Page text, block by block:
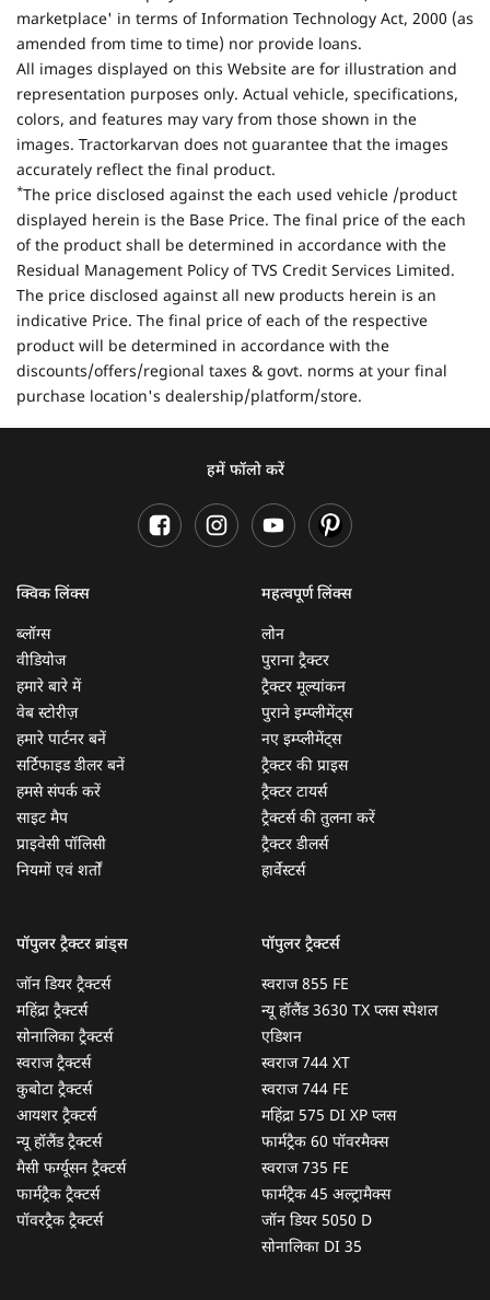
marketplace' in terms of Information Technology Act, 2000 (as
amended from time to time) nor provide loans.
All images displayed on this Website are for illustration and
representation purposes only. Actual vehicle, specifications,
colors, and features may vary from those shown in the
images. Tractorkarvan does not guarantee that the images
accurately reflect the final product.
*The price disclosed against the each used vehicle /product
displayed herein is the Base Price. The final price of the each
of the product shall be determined in accordance with the
Residual Management Policy of TVS Credit Services Limited.
The price disclosed against all new products herein is an
indicative Price. The final price of each of the respective
product will be determined in accordance with the
discounts/offers/regional taxes & govt. norms at your final
purchase location's dealership/platform/store.
हमें फॉलो करें
क्विक लिंक्स
ब्लॉग्स
वीडियोज
हमारे बारे में
वेब स्टोरीज़
हमारे पार्टनर बनें
सर्टिफाइड डीलर बनें
हमसे संपर्क करें
साइट मैप
प्राइवेसी पॉलिसी
नियमों एवं शर्तों
महत्वपूर्ण लिंक्स
लोन
पुराना ट्रैक्टर
ट्रैक्टर मूल्यांकन
पुराने इम्प्लीमेंट्स
नए इम्प्लीमेंट्स
ट्रैक्टर की प्राइस
ट्रैक्टर टायर्स
ट्रैक्टर्स की तुलना करें
ट्रैक्टर डीलर्स
हार्वेस्टर्स
पॉपुलर ट्रैक्टर ब्रांड्स
जॉन डियर ट्रैक्टर्स
महिंद्रा ट्रैक्टर्स
सोनालिका ट्रैक्टर्स
स्वराज ट्रैक्टर्स
कुबोटा ट्रैक्टर्स
आयशर ट्रैक्टर्स
न्यू हॉलैंड ट्रैक्टर्स
मैसी फर्ग्यूसन ट्रैक्टर्स
फार्मट्रैक ट्रैक्टर्स
पॉवरट्रैक ट्रैक्टर्स
पॉपुलर ट्रैक्टर्स
स्वराज 855 FE
न्यू हॉलैंड 3630 TX प्लस स्पेशल
एडिशन
स्वराज 744 XT
स्वराज 744 FE
महिंद्रा 575 DI XP प्लस
फार्मट्रैक 60 पॉवरमैक्स
स्वराज 735 FE
फार्मट्रैक 45 अल्ट्रामैक्स
जॉन डियर 5050 D
सोनालिका DI 35